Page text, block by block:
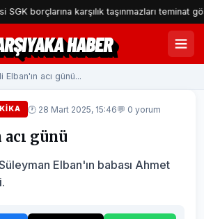
karşılık taşınmazları teminat gösterecek
HABER
Elban'ın acı günü...
🕐 28 Mart 2025, 15:46💬 0 yorum
günü
Elban'ın babası Ahmet